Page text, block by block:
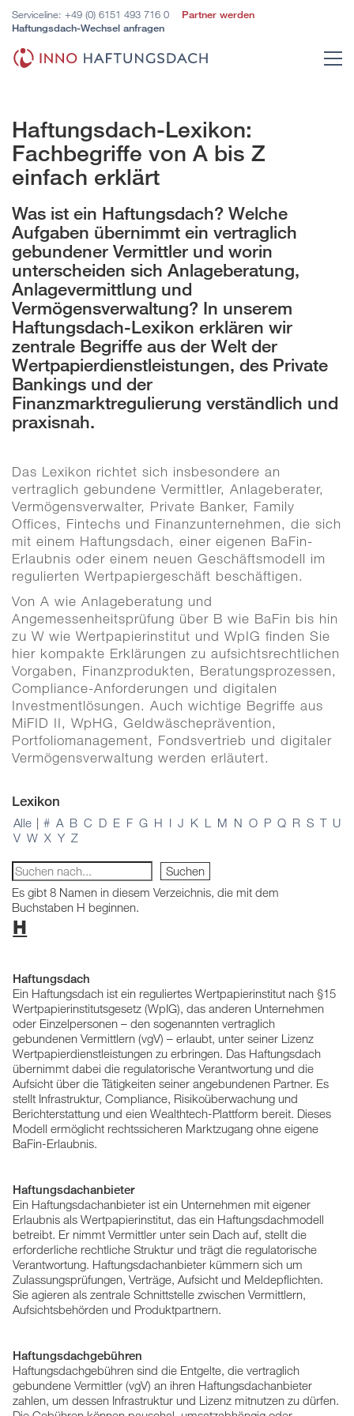
Serviceline: +49 (0) 6151 493 716 0
Partner werden
Haftungsdach-Wechsel anfragen
Haftungsdach-Lexikon:
Fachbegriffe von A bis Z
einfach erklärt
Was ist ein Haftungsdach? Welche
Aufgaben übernimmt ein vertraglich
gebundener Vermittler und worin
unterscheiden sich Anlageberatung,
Anlagevermittlung und
Vermögensverwaltung? In unserem
Haftungsdach-Lexikon erklären wir
zentrale Begriffe aus der Welt der
Wertpapierdienstleistungen, des Private
Bankings und der
Finanzmarktregulierung verständlich und
praxisnah.
Das Lexikon richtet sich insbesondere an
vertraglich gebundene Vermittler, Anlageberater,
Vermögensverwalter, Private Banker, Family
Offices, Fintechs und Finanzunternehmen, die sich
mit einem Haftungsdach, einer eigenen BaFin-
Erlaubnis oder einem neuen Geschäftsmodell im
regulierten Wertpapiergeschäft beschäftigen.
Von A wie Anlageberatung und
Angemessenheitsprüfung über B wie BaFin bis hin
zu W wie Wertpapierinstitut und WpIG finden Sie
hier kompakte Erklärungen zu aufsichtsrechtlichen
Vorgaben, Finanzprodukten, Beratungsprozessen,
Compliance-Anforderungen und digitalen
Investmentlösungen. Auch wichtige Begriffe aus
MiFID II, WpHG, Geldwäscheprävention,
Portfoliomanagement, Fondsvertrieb und digitaler
Vermögensverwaltung werden erläutert.
Lexikon
Alle | # A B C D E F G H I J K L M N O P Q R S T U
V W X Y Z
Es gibt 8 Namen in diesem Verzeichnis, die mit dem
Buchstaben H beginnen.
H
Haftungsdach
Ein Haftungsdach ist ein reguliertes Wertpapierinstitut nach §15
Wertpapierinstitutsgesetz (WpIG), das anderen Unternehmen
oder Einzelpersonen – den sogenannten vertraglich
gebundenen Vermittlern (vgV) – erlaubt, unter seiner Lizenz
Wertpapierdienstleistungen zu erbringen. Das Haftungsdach
übernimmt dabei die regulatorische Verantwortung und die
Aufsicht über die Tätigkeiten seiner angebundenen Partner. Es
stellt Infrastruktur, Compliance, Risikoüberwachung und
Berichterstattung und eien Wealthtech-Plattform bereit. Dieses
Modell ermöglicht rechtssicheren Marktzugang ohne eigene
BaFin-Erlaubnis.
Haftungsdachanbieter
Ein Haftungsdachanbieter ist ein Unternehmen mit eigener
Erlaubnis als Wertpapierinstitut, das ein Haftungsdachmodell
betreibt. Er nimmt Vermittler unter sein Dach auf, stellt die
erforderliche rechtliche Struktur und trägt die regulatorische
Verantwortung. Haftungsdachanbieter kümmern sich um
Zulassungsprüfungen, Verträge, Aufsicht und Meldepflichten.
Sie agieren als zentrale Schnittstelle zwischen Vermittlern,
Aufsichtsbehörden und Produktpartnern.
Haftungsdachgebühren
Haftungsdachgebühren sind die Entgelte, die vertraglich
gebundene Vermittler (vgV) an ihren Haftungsdachanbieter
zahlen, um dessen Infrastruktur und Lizenz mitnutzen zu dürfen.